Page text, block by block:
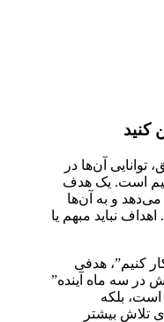
کنید
آن‌ها در
تیم است. یک هدف
و به آن‌ها
نباید مبهم یا
کنیم”، هدفی
درصدی فروش در سه ماه آینده”
است، بلکه
تلاش بیشتر